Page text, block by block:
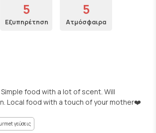
5
Εξυπηρέτηση
5
Ατμόσφαιρα
food with a lot of scent. Will
Local food with a touch of your mother❤️
γεύσεις